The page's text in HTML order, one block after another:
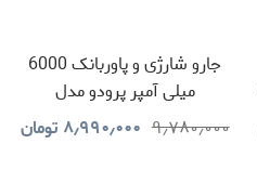
جارو شارژی و پاوربانک 6000
میلی آمپر پرودو مدل
PORODO 160W PDS5BK
۹٫۷۸۰٫۰۰۰ ۸٫۹۹۰٫۰۰۰ تومان